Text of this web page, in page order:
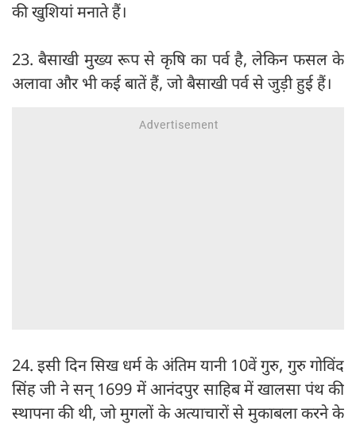
की खुशियां मनाते हैं।
23. बैसाखी मुख्य रूप से कृषि का पर्व है, लेकिन फसल के
अलावा और भी कई बातें हैं, जो बैसाखी पर्व से जुड़ी हुई हैं।
24. इसी दिन सिख धर्म के अंतिम यानी 10वें गुरु, गुरु गोविंद
सिंह जी ने सन् 1699 में आनंदपुर साहिब में खालसा पंथ की
स्थापना की थी, जो मुगलों के अत्याचारों से मुकाबला करने के